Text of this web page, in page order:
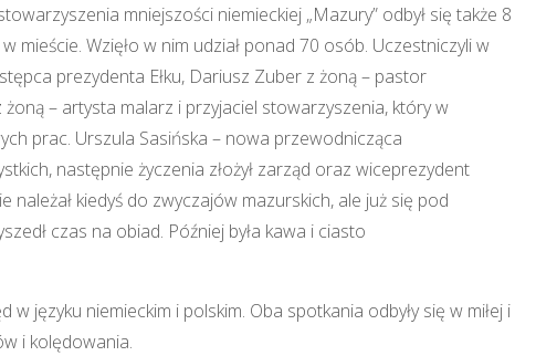
mniejszości niemieckiej „Mazury” odbył się także 8
mieście. Wzięło w nim udział ponad 70 osób. Uczestniczyli w
prezydenta Ełku, Dariusz Zuber z żoną – pastor
– artysta malarz i przyjaciel stowarzyszenia, który w
prac. Urszula Sasińska – nowa przewodnicząca
następnie życzenia złożył zarząd oraz wiceprezydent
należał kiedyś do zwyczajów mazurskich, ale już się pod
czas na obiad. Później była kawa i ciasto
języku niemieckim i polskim. Oba spotkania odbyły się w miłej i
i kolędowania.